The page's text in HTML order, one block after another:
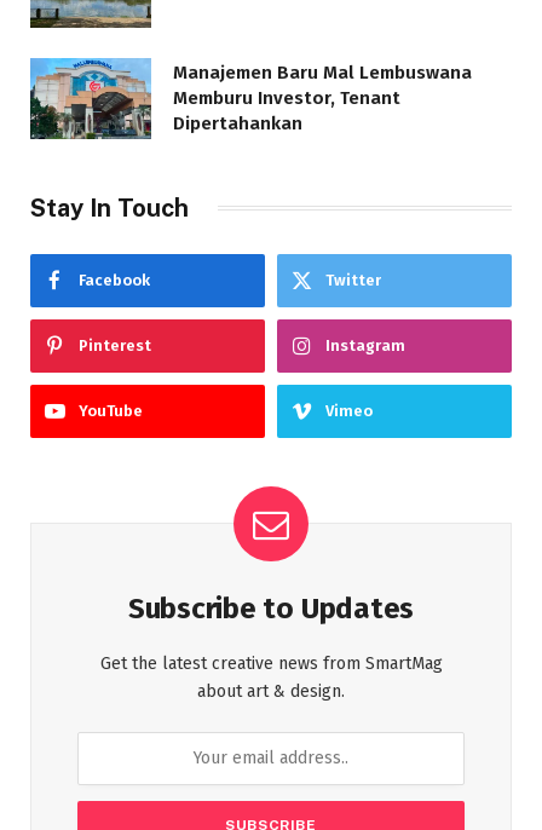
Manajemen Baru Mal Lembuswana
Memburu Investor, Tenant
Dipertahankan
Stay In Touch
Facebook Twitter
Pinterest Instagram
YouTube Vimeo
Subscribe to Updates
Get the latest creative news from SmartMag
about art & design.